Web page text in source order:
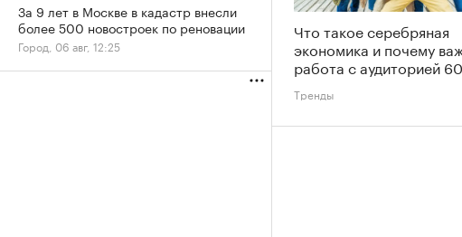
Что такое серебряная
экономика и почему
работа с аудиторией
Тренды
За 9 лет в Москве в кадастр внесли
более 500 новостроек по реновации
Город, 06 авг, 12:25